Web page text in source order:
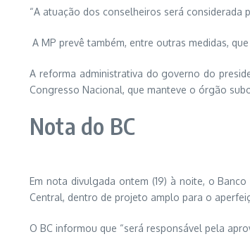
“A atuação dos conselheiros será considerada
A MP prevê também, entre outras medidas,
A reforma administrativa do governo do
Congresso Nacional, que manteve o órgão
Nota do BC
Em nota divulgada ontem (19) à noite, o
Central, dentro de projeto amplo para o
O BC informou que “será responsável pela